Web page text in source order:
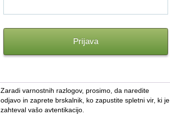
Zaradi varnostnih razlogov, prosimo, da naredite
odjavo in zaprete brskalnik, ko zapustite spletni vir, ki je
zahteval vašo avtentikacijo.